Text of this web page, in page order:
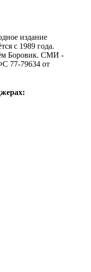
издание
с 1989 года.
Боровик. CМИ -
77-79634 от